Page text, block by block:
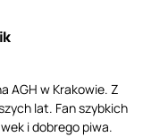
AGH w Krakowie. Z
lat. Fan szybkich
i dobrego piwa.